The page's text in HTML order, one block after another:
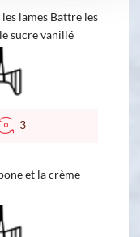
lames Battre les
sucre vanillé
3
et la crème